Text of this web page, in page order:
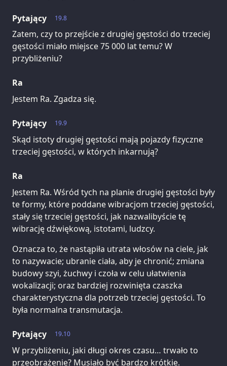
19.8
Pytający
Zatem, czy to przejście z drugiej gęstości do trzeciej
gęstości miało miejsce 75 000 lat temu? W
przybliżeniu?
Ra
Jestem Ra. Zgadza się.
19.9
Pytający
Skąd istoty drugiej gęstości mają pojazdy fizyczne
trzeciej gęstości, w których inkarnują?
Ra
Jestem Ra. Wśród tych na planie drugiej gęstości były
te formy, które poddane wibracjom trzeciej gęstości,
stały się trzeciej gęstości, jak nazwalibyście tę
wibrację dźwiękową, istotami, ludzcy.
Oznacza to, że nastąpiła utrata włosów na ciele, jak
to nazywacie; ubranie ciała, aby je chronić; zmiana
budowy szyi, żuchwy i czoła w celu ułatwienia
wokalizacji; oraz bardziej rozwinięta czaszka
charakterystyczna dla potrzeb trzeciej gęstości. To
była normalna transmutacja.
19.10
Pytający
W przybliżeniu, jaki długi okres czasu… trwało to
przeobrażenie? Musiało być bardzo krótkie.